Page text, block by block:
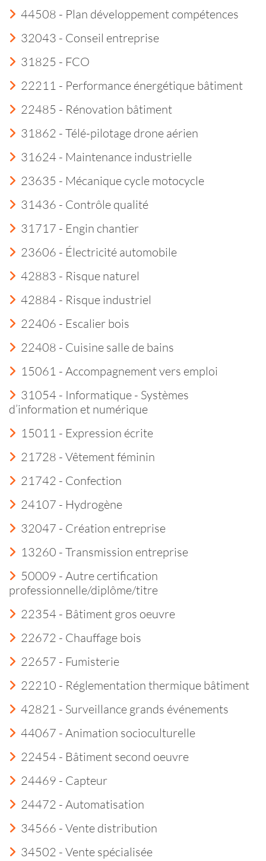
44508 - Plan développement compétences
32043 - Conseil entreprise
31825 - FCO
22211 - Performance énergétique bâtiment
22485 - Rénovation bâtiment
31862 - Télé-pilotage drone aérien
31624 - Maintenance industrielle
23635 - Mécanique cycle motocycle
31436 - Contrôle qualité
31717 - Engin chantier
23606 - Électricité automobile
42883 - Risque naturel
42884 - Risque industriel
22406 - Escalier bois
22408 - Cuisine salle de bains
15061 - Accompagnement vers emploi
31054 - Informatique - Systèmes
d’information et numérique
15011 - Expression écrite
21728 - Vêtement féminin
21742 - Confection
24107 - Hydrogène
32047 - Création entreprise
13260 - Transmission entreprise
50009 - Autre certification
professionnelle/diplôme/titre
22354 - Bâtiment gros oeuvre
22672 - Chauffage bois
22657 - Fumisterie
22210 - Réglementation thermique bâtiment
42821 - Surveillance grands événements
44067 - Animation socioculturelle
22454 - Bâtiment second oeuvre
24469 - Capteur
24472 - Automatisation
34566 - Vente distribution
34502 - Vente spécialisée